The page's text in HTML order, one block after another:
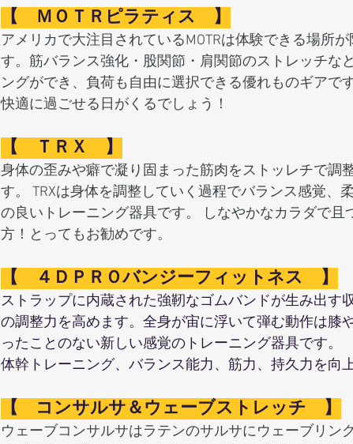
【　ＭＯＴＲピラティス　】
アメリカで大注目されているMOTRは体験できる場所
す。筋バランス強化・股関節・肩関節のストレッチな
ングができ、負荷も自由に選択できる優れものギアで
快適に過ごせる日がくるでしょう！
【　ＴＲＸ　】
身体の歪みや癖で凝り固まった筋肉をストッレチで調
す。 TRXは身体を調整していく過程でバランス感覚、
の良いトレーニング器具です。 しなやかなカラダで且
方！とってもお勧めです。
【　４ＤＰＲＯバンジーフィットネス　】
ストラップに内蔵された強靭なゴムバンドが生み出す
の調整力を高めます。全身が宙に浮いて弾む動作は膝
ったことのない新しい感覚のトレーニング器具です。
体幹トレーニング、バランス能力、筋力、持久力を向
【　コンサルサ＆ウェーブストレッチ　】
ウェーブコンサルサはラテンのサルサにウェーブリン